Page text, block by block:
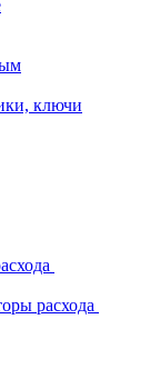
ключи
расхода